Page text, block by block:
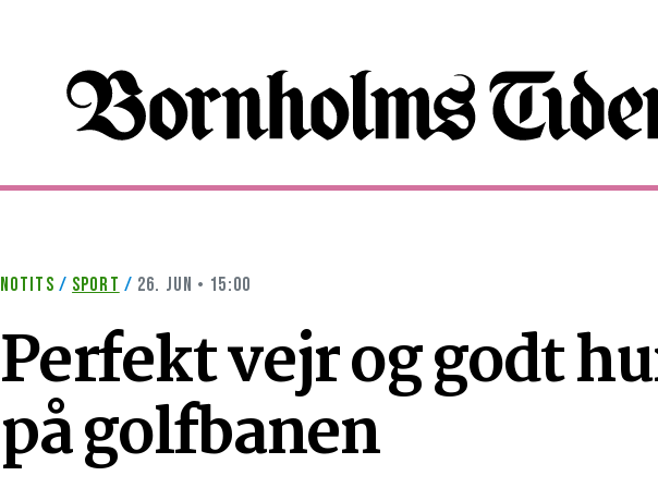
NOTITS / SPORT / 26. JUN • 15:00
Perfekt vejr og godt
på golfbanen